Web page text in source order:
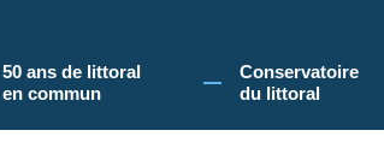
sur le site du Conservatoire du littoral, vous
50 ans de littoral
en commun​
Conservatoire
du littoral